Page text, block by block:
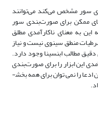
سور مشخص می‌کند می‌توانند
ممکن برای صورت‌بندی سور
به معنای ناکارآمدی مطلق
منطق سینوی نیست و نیاز
مطالب ابن­سینا وجود دارد.
این ابزار را برای صورت‌بندی
بخش‌هایی از این منطق اثبات کرده است اما این ادعا را نمی توان برای همه بخش­